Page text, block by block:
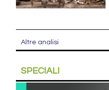
Altre analisi
SPECIALI